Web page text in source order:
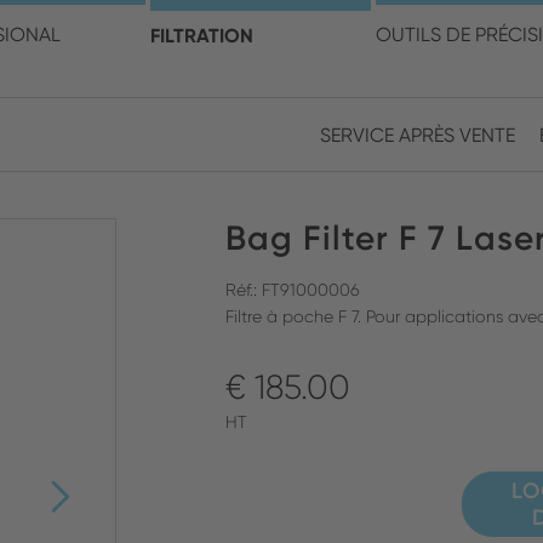
FILTRATION OUTILS DE
FERMER LA RECHERCHE
SERVICE APRÈS VENTE
votre pays et
Bag Filter F 7
Réf.: FT91000006
Filtre à poche F 7. Pour applications
€ 185.00
HT